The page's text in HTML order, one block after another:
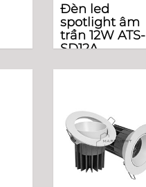
Đèn led
spotlight âm
trần 12W ATS-
SD12A